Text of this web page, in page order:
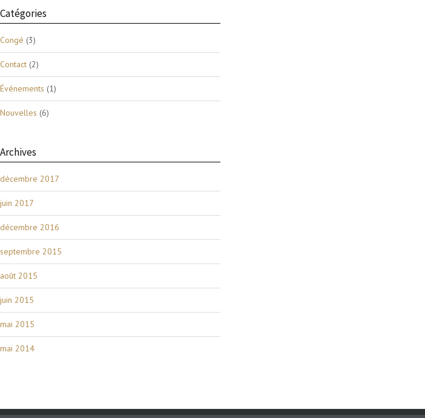
Catégories
Congé (3)
Contact (2)
Événements (1)
Nouvelles (6)
Archives
décembre 2017
juin 2017
décembre 2016
septembre 2015
août 2015
juin 2015
mai 2015
mai 2014